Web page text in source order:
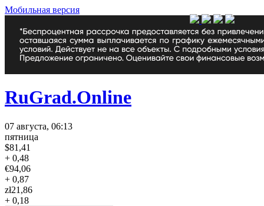
Мобильная версия
RuGrad.Online
07 августа, 06:13
пятница
$81,41
+ 0,48
€94,06
+ 0,87
zł21,86
+ 0,18